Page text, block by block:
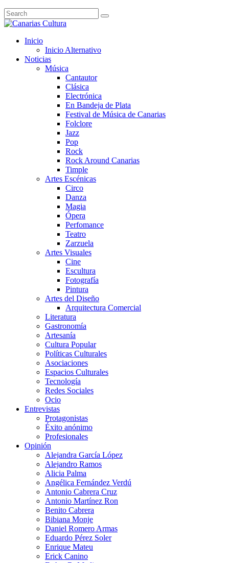
Inicio
Inicio Alternativo
Noticias
Música
Cantautor
Clásica
Electrónica
En Bandeja de Plata
Festival de Música de Canarias
Folclore
Jazz
Pop
Rock
Rock Around Canarias
Timple
Artes Escénicas
Circo
Danza
Magia
Ópera
Perfomance
Teatro
Zarzuela
Artes Visuales
Cine
Escultura
Fotografía
Pintura
Artes del Diseño
Arquitectura Comercial
Literatura
Gastronomía
Artesanía
Cultura Popular
Políticas Culturales
Asociaciones
Espacios Culturales
Tecnología
Redes Sociales
Ocio
Entrevistas
Protagonistas
Éxito anónimo
Profesionales
Opinión
Alejandra García López
Alejandro Ramos
Alicia Palma
Angélica Fernández Verdú
Antonio Cabrera Cruz
Antonio Martínez Ron
Benito Cabrera
Bibiana Monje
Daniel Romero Armas
Eduardo Pérez Soler
Enrique Mateu
Erick Canino